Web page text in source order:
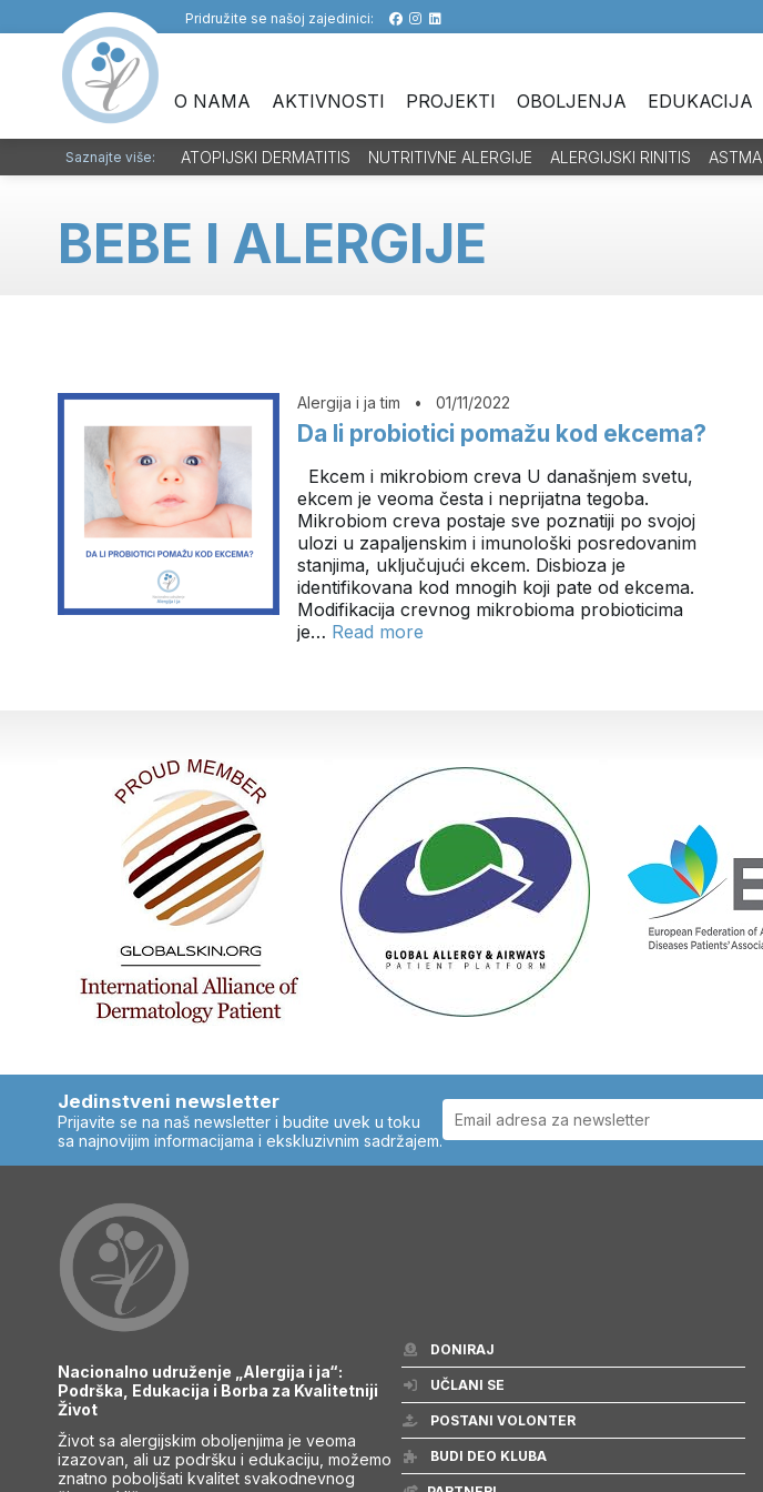
Pridružite se našoj zajedinici:
O NAMA AKTIVNOSTI PROJEKTI OBOLJENJA EDUKACIJA
Saznajte više: ATOPIJSKI DERMATITIS NUTRITIVNE ALERGIJE ALERGIJSKI RINITIS ASTMA
BEBE I ALERGIJE
Alergija i ja tim • 01/11/2022
Da li probiotici pomažu kod ekcema?
Ekcem i mikrobiom creva U današnjem svetu,
ekcem je veoma česta i neprijatna tegoba.
Mikrobiom creva postaje sve poznatiji po svojoj
ulozi u zapaljenskim i imunološki posredovanim
stanjima, uključujući ekcem. Disbioza je
identifikovana kod mnogih koji pate od ekcema.
Modifikacija crevnog mikrobioma probioticima
je… Read more
Jedinstveni newsletter
Prijavite se na naš newsletter i budite uvek u toku
sa najnovijim informacijama i ekskluzivnim sadržajem.
Nacionalno udruženje „Alergija i ja“:
Podrška, Edukacija i Borba za Kvalitetniji
Život
Život sa alergijskim oboljenjima je veoma
izazovan, ali uz podršku i edukaciju, možemo
znatno poboljšati kvalitet svakodnevnog
DONIRAJ
UČLANI SE
POSTANI VOLONTER
BUDI DEO KLUBA